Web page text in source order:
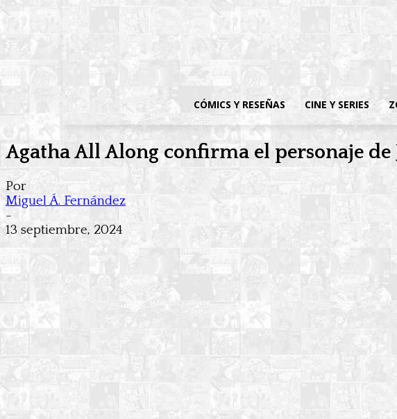
CÓMICS Y RESEÑAS CINE Y SERIES
Agatha All Along confirma el personaje de
Por
Miguel Á. Fernández
-
13 septiembre, 2024